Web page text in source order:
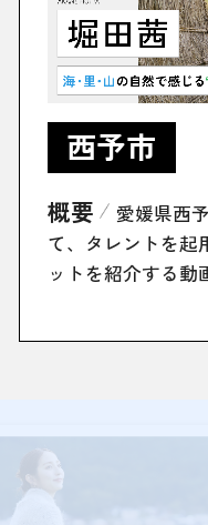
西予市
概要
愛媛県西
て、タレントを起
ットを紹介する動